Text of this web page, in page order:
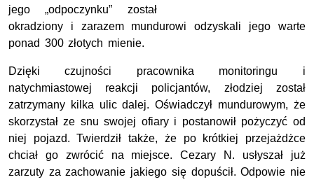
jego „odpoczynku” został
okradziony i zarazem mundurowi odzyskali jego warte
ponad 300 złotych mienie.
Dzięki czujności pracownika monitoringu i
natychmiastowej reakcji policjantów, złodziej został
zatrzymany kilka ulic dalej. Oświadczył mundurowym, że
skorzystał ze snu swojej ofiary i postanowił pożyczyć od
niej pojazd. Twierdził także, że po krótkiej przejażdżce
chciał go zwrócić na miejsce. Cezary N. usłyszał już
zarzuty za zachowanie jakiego się dopuścił. Odpowie nie